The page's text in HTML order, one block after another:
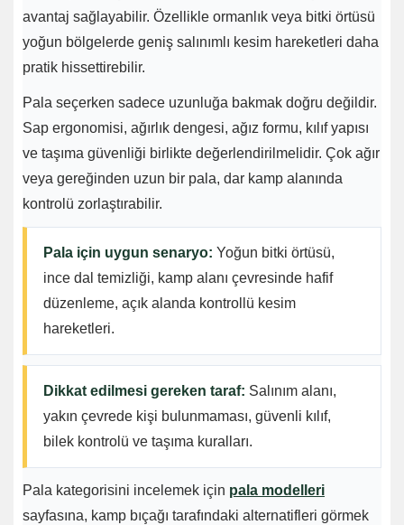
avantaj sağlayabilir. Özellikle ormanlık veya bitki örtüsü
yoğun bölgelerde geniş salınımlı kesim hareketleri daha
pratik hissettirebilir.
Pala seçerken sadece uzunluğa bakmak doğru değildir.
Sap ergonomisi, ağırlık dengesi, ağız formu, kılıf yapısı
ve taşıma güvenliği birlikte değerlendirilmelidir. Çok ağır
veya gereğinden uzun bir pala, dar kamp alanında
kontrolü zorlaştırabilir.
Pala için uygun senaryo: Yoğun bitki örtüsü,
ince dal temizliği, kamp alanı çevresinde hafif
düzenleme, açık alanda kontrollü kesim
hareketleri.
Dikkat edilmesi gereken taraf: Salınım alanı,
yakın çevrede kişi bulunmaması, güvenli kılıf,
bilek kontrolü ve taşıma kuralları.
Pala kategorisini incelemek için pala modelleri
sayfasına, kamp bıçağı tarafındaki alternatifleri görmek